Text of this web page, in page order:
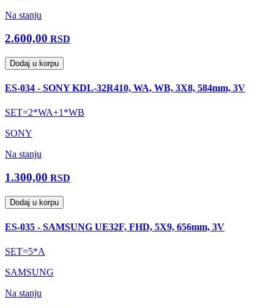
Na stanju
2.600,00 RSD
Dodaj u korpu
ES-034 - SONY KDL-32R410, WA, WB, 3X8, 584mm, 3V
SET=2*WA+1*WB
SONY
Na stanju
1.300,00 RSD
Dodaj u korpu
ES-035 - SAMSUNG UE32F, FHD, 5X9, 656mm, 3V
SET=5*A
SAMSUNG
Na stanju